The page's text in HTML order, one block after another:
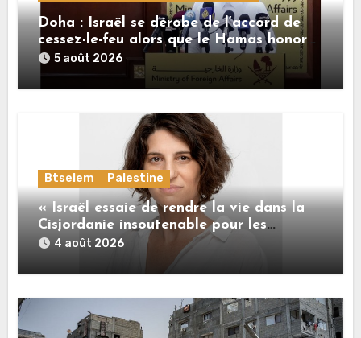
Doha : Israël se dérobe de l’accord de
cessez-le-feu alors que le Hamas honore
ses engagements
5 août 2026
Btselem Palestine
« Israël essaie de rendre la vie dans la
Cisjordanie insoutenable pour les
Palestiniens. »
4 août 2026